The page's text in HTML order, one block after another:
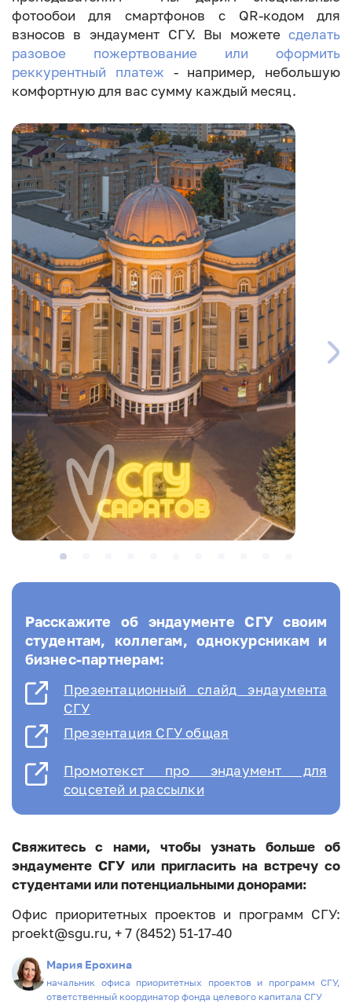
фотообои для смартфонов c QR-кодом для
взносов в эндаумент СГУ. Вы можетесделать
разовое пожертвование или оформить
реккурентный платеж - например, небольшую
комфортную для вас сумму каждый месяц.
Расскажите об эндаументе СГУ своим
студентам, коллегам, однокурсникам и
бизнес-партнерам:
Презентационный слайд эндаумента
СГУ
Презентация СГУ общая
Промотекст про эндаумент для
соцсетей и рассылки
Свяжитесь с нами, чтобы узнать больше об
эндаументе СГУ или пригласить на встречу со
студентами или потенциальными донорами:
Офис приоритетных проектов и программ СГУ:
proekt@sgu.ru, + 7 (8452) 51-17-40
Мария Ерохина
начальник офиса приоритетных проектов и программ СГУ,
ответственный координатор фонда целевого капитала СГУ